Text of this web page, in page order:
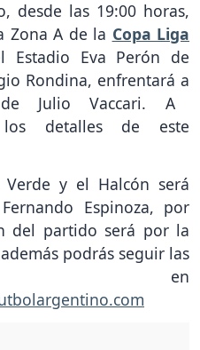
desde las 19:00 horas,
Zona A de la Copa Liga
Estadio Eva Perón de
Rondina, enfrentará a
de Julio Vaccari. A
los detalles de este
y el Halcón será
Espinoza, por
del partido será por la
podrás seguir las
en